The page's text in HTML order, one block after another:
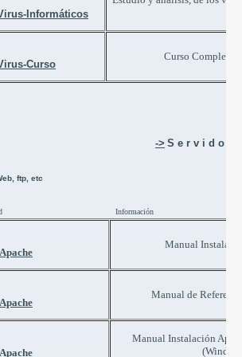
Informáticos
Curso
Curso Completo
-> S e r v i d o r
ftp, etc
Información
Apache
Manual
Apache
Manual de
Apache
Manual Instalación